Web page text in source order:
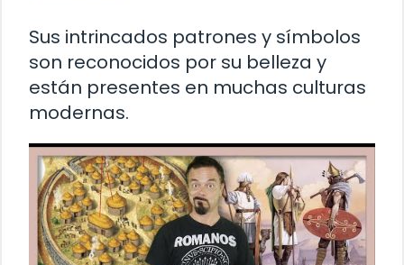
Sus intrincados patrones y símbolos
son reconocidos por su belleza y
están presentes en muchas culturas
modernas.